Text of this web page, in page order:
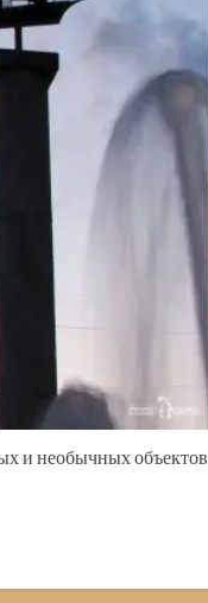
и необычных объектов